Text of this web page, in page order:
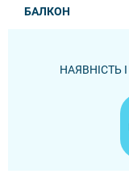
БАЛКОН
НАЯВНІСТЬ